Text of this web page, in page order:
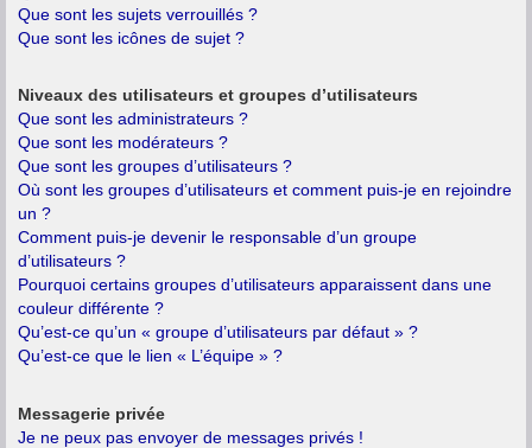
Que sont les sujets verrouillés ?
Que sont les icônes de sujet ?
Niveaux des utilisateurs et groupes d’utilisateurs
Que sont les administrateurs ?
Que sont les modérateurs ?
Que sont les groupes d’utilisateurs ?
Où sont les groupes d’utilisateurs et comment puis-je en rejoindre
un ?
Comment puis-je devenir le responsable d’un groupe
d’utilisateurs ?
Pourquoi certains groupes d’utilisateurs apparaissent dans une
couleur différente ?
Qu’est-ce qu’un « groupe d’utilisateurs par défaut » ?
Qu’est-ce que le lien « L’équipe » ?
Messagerie privée
Je ne peux pas envoyer de messages privés !